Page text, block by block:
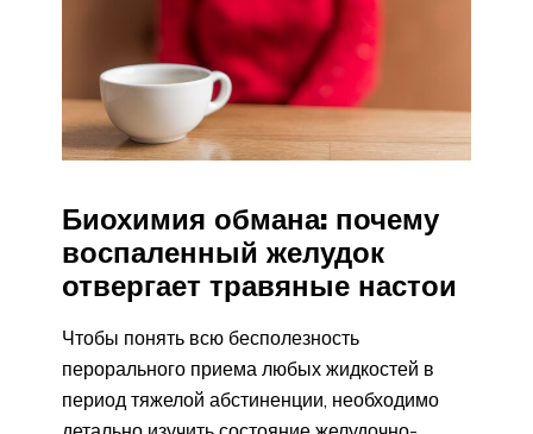
Биохимия обмана: почему
воспаленный желудок
отвергает травяные настои
Чтобы понять всю бесполезность
перорального приема любых жидкостей в
период тяжелой абстиненции, необходимо